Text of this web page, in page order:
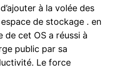
à la volée des
de stockage . en
de cet OS a réussi à
public par sa
Le force